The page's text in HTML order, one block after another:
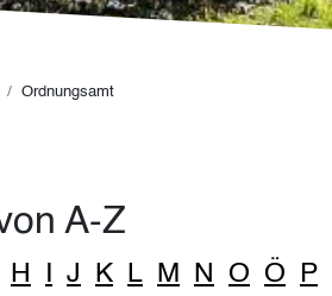
Ordnungsamt
A-Z
H J K L M N O Ö P